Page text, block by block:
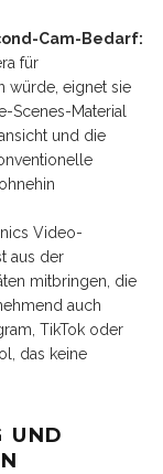
Cam-Bedarf:
für
würde, eignet sie
Scenes-Material
und die
Video-
aus der
mitbringen, die
auch
TikTok oder
das keine
UND